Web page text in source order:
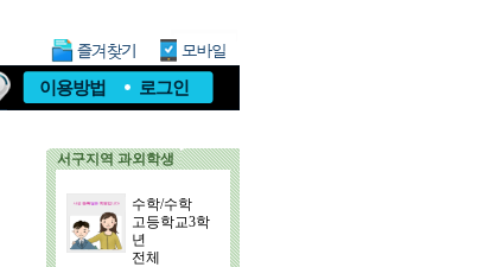
이용방법 로그인
서구지역 과외학생
수학/수학
고등학교3학
년
전체